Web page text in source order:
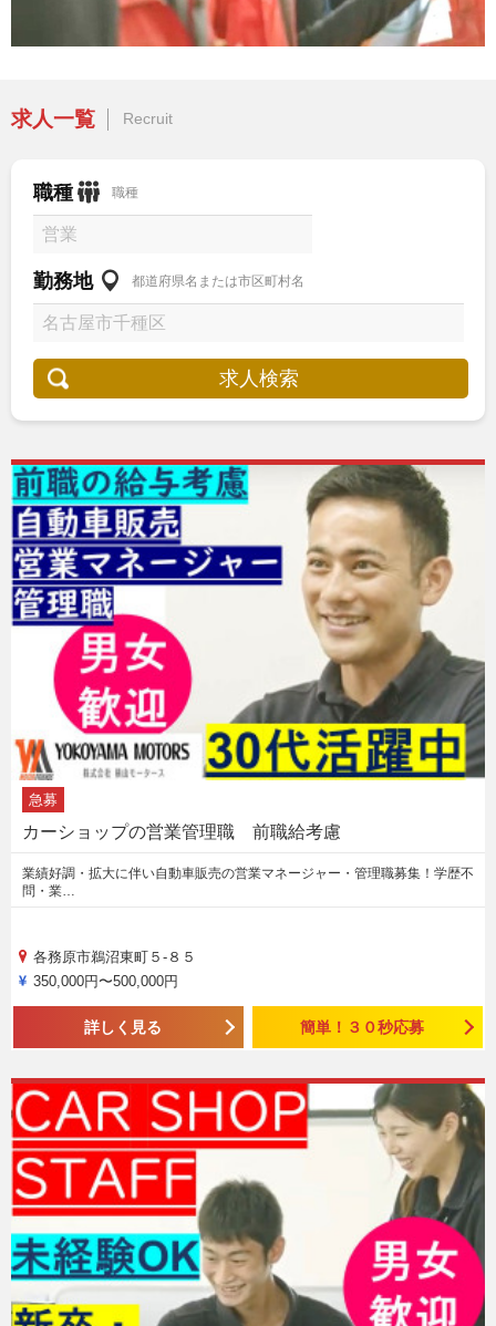
求人一覧 Recruit
職種 職種
勤務地 都道府県名または市区町村名
求人検索
急募
カーショップの営業管理職 前職給考慮
業績好調・拡大に伴い自動車販売の営業マネージャー・管理職募集！学歴不
問・業…
各務原市鵜沼東町５-８５
350,000円〜500,000円
詳しく見る 簡単！３０秒応募